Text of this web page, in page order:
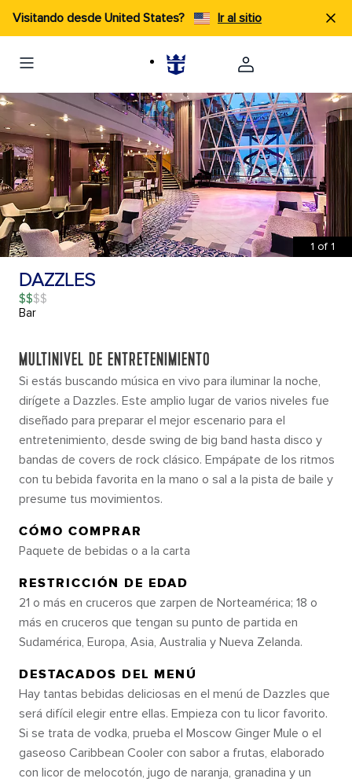
Visitando desde United States? Ir al sitio
1 of 1
DAZZLES
$$
Bar
MULTINIVEL DE ENTRETENIMIENTO
Si estás buscando música en vivo para iluminar la noche,
dirígete a Dazzles. Este amplio lugar de varios niveles fue
diseñado para preparar el mejor escenario para el
entretenimiento, desde swing de big band hasta disco y
bandas de covers de rock clásico. Empápate de los ritmos
con tu bebida favorita en la mano o sal a la pista de baile y
presume tus movimientos.
CÓMO COMPRAR
Paquete de bebidas o a la carta
RESTRICCIÓN DE EDAD
21 o más en cruceros que zarpen de Norteamérica; 18 o
más en cruceros que tengan su punto de partida en
Sudamérica, Europa, Asia, Australia y Nueva Zelanda.
DESTACADOS DEL MENÚ
Hay tantas bebidas deliciosas en el menú de Dazzles que
será difícil elegir entre ellas. Empieza con tu licor favorito.
Si se trata de vodka, prueba el Moscow Ginger Mule o el
gaseoso Caribbean Cooler con sabor a frutas, elaborado
con licor de melocotón, jugo de naranja, granadina y un